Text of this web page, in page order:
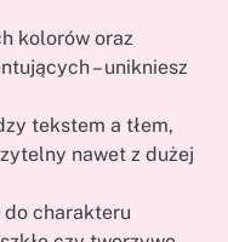
kolorów oraz
– unikniesz
tekstem a tłem,
nawet z dużej
charakteru